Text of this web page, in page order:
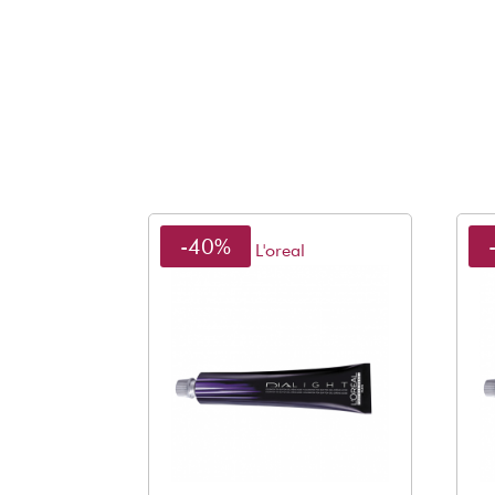
L'oreal
-40%